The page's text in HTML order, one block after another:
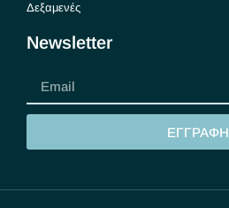
Δεξαμενές
Newsletter
ΕΓΓΡΑΦΗ